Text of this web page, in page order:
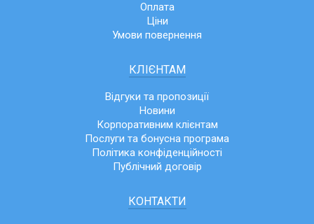
Оплата
Ціни
Умови повернення
КЛІЄНТАМ
Відгуки та пропозиції
Новини
Корпоративним клієнтам
Послуги та бонусна програма
Політика конфіденційності
Публічний договір
КОНТАКТИ